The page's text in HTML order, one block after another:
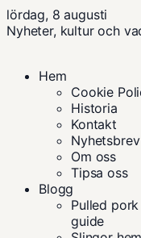
lördag, 8 augusti
Nyheter, kultur och
Hem
Cookie
Historia
Kontakt
Nyhetsbrev
Om oss
Tipsa oss
Blogg
Pulled
guide